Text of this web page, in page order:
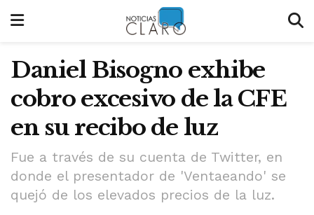
Daniel Bisogno exhibe
cobro excesivo de la CFE
en su recibo de luz
Fue a través de su cuenta de Twitter, en
donde el presentador de 'Ventaeando' se
quejó de los elevados precios de la luz.